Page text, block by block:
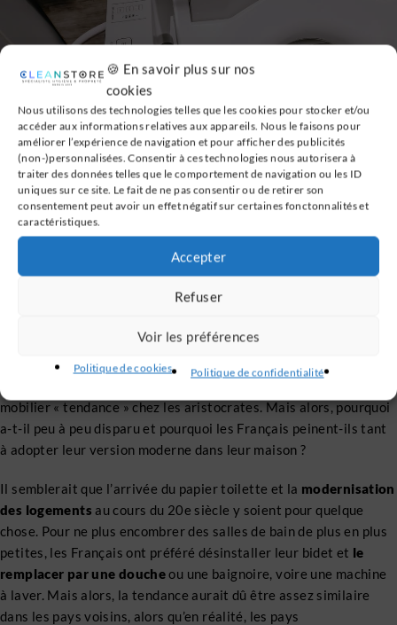
🍪 En savoir plus sur nos
cookies
Nous utilisons des technologies telles que les cookies pour stocker et/ou
accéder aux informations relatives aux appareils. Nous le faisons pour
améliorer l’expérience de navigation et pour afficher des publicités
(non-)personnalisées. Consentir à ces technologies nous autorisera à
traiter des données telles que le comportement de navigation ou les ID
uniques sur ce site. Le fait de ne pas consentir ou de retirer son
consentement peut avoir un effet négatif sur certaines fonctonnalités et
caractéristiques.
Accepter
Refuser
Voir les préférences
Politique de cookies Politique de confidentialité
De l’invention du bidet à
l’avènement du papier WC : la
culture de la toilette en France
Le bidet en céramique, ancêtre de la douchette et des WC lavant,
a vu le jour en France il y a des siècles. Il a ainsi longtemps été
mobilier « tendance » chez les aristocrates. Mais alors, pourquoi
a-t-il peu à peu disparu et pourquoi les Français peinent-ils tant
à adopter leur version moderne dans leur maison ?
Il semblerait que l’arrivée du papier toilette et la modernisation
des logements au cours du 20e siècle y soient pour quelque
chose. Pour ne plus encombrer des salles de bain de plus en plus
petites, les Français ont préféré désinstaller leur bidet et le
remplacer par une doucheou une baignoire, voire une machine
à laver. Mais alors, la tendance aurait dû être assez similaire
dans les pays voisins, alors qu’en réalité, les pays